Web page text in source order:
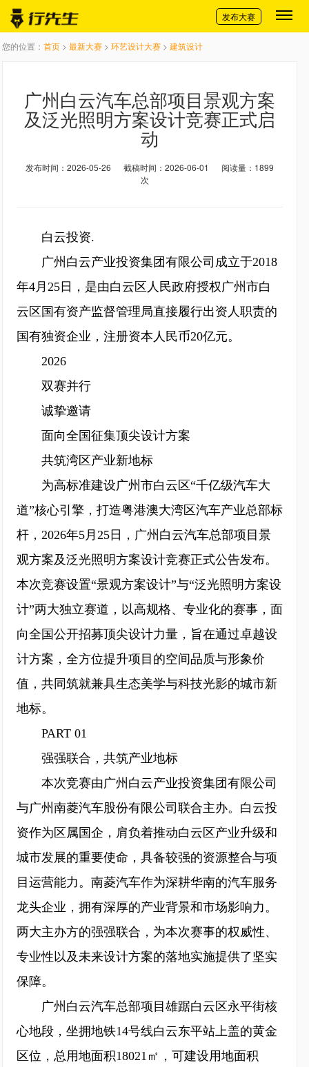
切换导航
发布大赛
您的位置： 首页 > 最新大赛 > 环艺设计大赛 > 建筑设计
广州白云汽车总部项目景观方案
及泛光照明方案设计竞赛正式启
动
发布时间：2026-05-26 截稿时间：2026-06-01
阅读量：1899
次
白云投资.
广州白云产业投资集团有限公司成立于2018
年4月25日，是由白云区人民政府授权广州市白
云区国有资产监督管理局直接履行出资人职责的
国有独资企业，注册资本人民币20亿元。
2026
双赛并行
诚挚邀请
面向全国征集顶尖设计方案
共筑湾区产业新地标
为高标准建设广州市白云区“千亿级汽车大
道”核心引擎，打造粤港澳大湾区汽车产业总部标
杆，2026年5月25日，广州白云汽车总部项目景
观方案及泛光照明方案设计竞赛正式公告发布。
本次竞赛设置“景观方案设计”与“泛光照明方案设
计”两大独立赛道，以高规格、专业化的赛事，面
向全国公开招募顶尖设计力量，旨在通过卓越设
计方案，全方位提升项目的空间品质与形象价
值，共同筑就兼具生态美学与科技光影的城市新
地标。
PART 01
强强联合，共筑产业地标
本次竞赛由广州白云产业投资集团有限公司
与广州南菱汽车股份有限公司联合主办。白云投
资作为区属国企，肩负着推动白云区产业升级和
城市发展的重要使命，具备较强的资源整合与项
目运营能力。南菱汽车作为深耕华南的汽车服务
龙头企业，拥有深厚的产业背景和市场影响力。
两大主办方的强强联合，为本次赛事的权威性、
专业性以及未来设计方案的落地实施提供了坚实
保障。
广州白云汽车总部项目雄踞白云区永平街核
心地段，坐拥地铁14号线白云东平站上盖的黄金
区位，总用地面积18021㎡，可建设用地面积